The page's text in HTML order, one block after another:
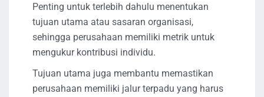
Penting untuk terlebih dahulu menentukan
tujuan utama atau sasaran organisasi,
sehingga perusahaan memiliki metrik untuk
mengukur kontribusi individu.
Tujuan utama juga membantu memastikan
perusahaan memiliki jalur terpadu yang harus